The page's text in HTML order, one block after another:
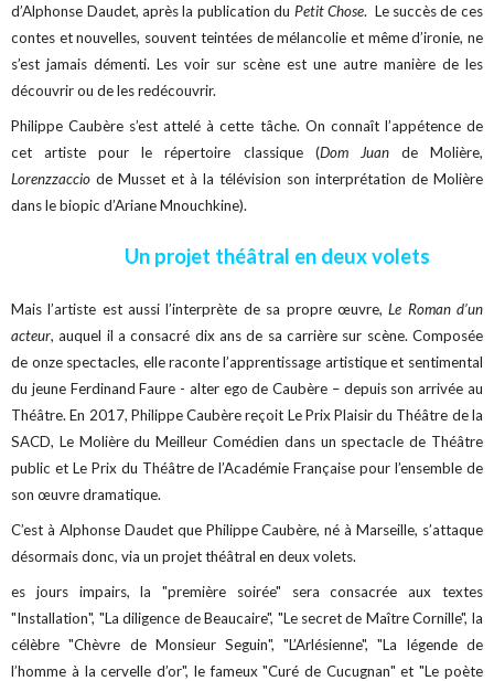
d’Alphonse Daudet, après la publication du Petit Chose. Le succès de ces
contes et nouvelles, souvent teintées de mélancolie et même d’ironie, ne
s’est jamais démenti. Les voir sur scène est une autre manière de les
découvrir ou de les redécouvrir.
Philippe Caubère s’est attelé à cette tâche. On connaît l’appétence de
cet artiste pour le répertoire classique (Dom Juande Molière,
Lorenzzacciode Musset et à la télévision son interprétation de Molière
dans le biopic d’Ariane Mnouchkine).
Un projet théâtral en deux volets
Mais l’artiste est aussi l’interprète de sa propre œuvre,Le Roman d’un
acteur, auquel il a consacré dix ans de sa carrière sur scène. Composée
de onze spectacles, elle raconte l’apprentissage artistique et sentimental
du jeune Ferdinand Faure - alter ego de Caubère – depuis son arrivée au
Théâtre. En 2017, Philippe Caubère reçoit Le Prix Plaisir du Théâtre de la
SACD, Le Molière du Meilleur Comédien dans un spectacle de Théâtre
public et Le Prix du Théâtre de l’Académie Française pour l’ensemble de
son œuvre dramatique.
C’est à Alphonse Daudet que Philippe Caubère, né à Marseille, s’attaque
désormais donc, via un projet théâtral en deux volets.
es jours impairs, la "première soirée" sera consacrée aux textes
"Installation", "La diligence de Beaucaire", "Le secret de Maître Cornille", la
célèbre "Chèvre de Monsieur Seguin", "L’Arlésienne", "La légende de
l’homme à la cervelle d’or", le fameux "Curé de Cucugnan" et "Le poète